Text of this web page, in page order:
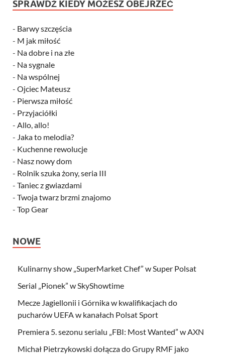
SPRAWDŹ KIEDY MOŻESZ OBEJRZEĆ
- Barwy szczęścia
- M jak miłość
- Na dobre i na złe
- Na sygnale
- Na wspólnej
- Ojciec Mateusz
- Pierwsza miłość
- Przyjaciółki
- Allo, allo!
- Jaka to melodia?
- Kuchenne rewolucje
- Nasz nowy dom
- Rolnik szuka żony, seria III
- Taniec z gwiazdami
- Twoja twarz brzmi znajomo
- Top Gear
NOWE
Kulinarny show „SuperMarket Chef” w Super Polsat
Serial „Pionek” w SkyShowtime
Mecze Jagiellonii i Górnika w kwalifikacjach do
pucharów UEFA w kanałach Polsat Sport
Premiera 5. sezonu serialu „FBI: Most Wanted” w AXN
Michał Pietrzykowski dołącza do Grupy RMF jako